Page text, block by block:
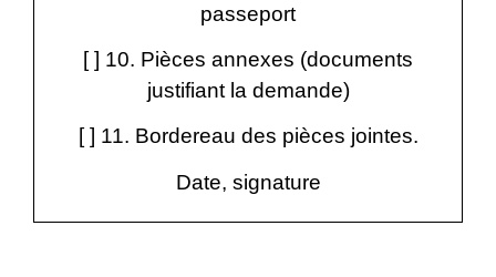
passeport
[ ] 10. Pièces annexes (documents
justifiant la demande)
[ ] 11. Bordereau des pièces jointes.
Date, signature